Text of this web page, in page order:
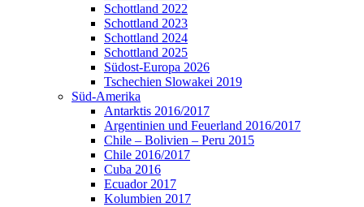
Schottland 2022
Schottland 2023
Schottland 2024
Schottland 2025
Südost-Europa 2026
Tschechien Slowakei 2019
Süd-Amerika
Antarktis 2016/2017
Argentinien und Feuerland 2016/2017
Chile – Bolivien – Peru 2015
Chile 2016/2017
Cuba 2016
Ecuador 2017
Kolumbien 2017